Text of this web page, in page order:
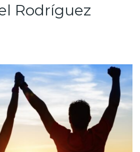
Rodríguez